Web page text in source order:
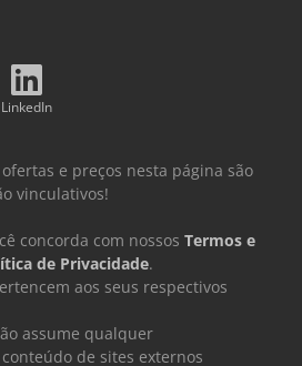
LinkedIn
e preços nesta página são
vinculativos!
concorda com nossos Termos e
de Privacidade.
aos seus respectivos
assume qualquer
de sites externos